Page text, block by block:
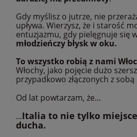
Gdy myślisz o jutrze, nie
upływa. Wierzysz, że i starość
entuzjazmu, gdy pielęgnuje się
młodzieńczy błysk w oku.
To wszystko robią z nami
Włochy, jako pojęcie dużo
przypadkowo złączonych z
Od lat powtarzam, że...
...Italia to nie tylko
ducha.